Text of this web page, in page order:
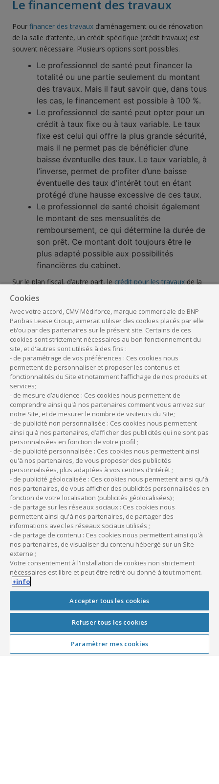
Le financement des travaux
Pour financer des travaux d’aménagement ou de rénovation
de la salle d’attente, un crédit spécifique (crédit travaux) est
souvent nécessaire. Plusieurs options sont possibles.
Le professionnel de santé peut financer la
totalité ou une partie seulement du montant
des travaux. Mais il faut savoir que, dans tous
les cas, le financement est possible à 100 %.
Le professionnel de santé peut opter pour un
crédit à taux fixe ou à taux variable. Le taux
fixe est celui qui offre la plus grande sécurité,
mais il ne permet pas de bénéficier d’une
baisse éventuelle des taux. Le taux variable, à
l’inverse, permet de profiter d’une baisse
éventuelle des taux d’intérêt tout en étant
protégé d’une hausse excessive de ces taux.
Le professionnel de santé choisit également
le montant de ses mensualités de
remboursement, ce qui détermine la durée de
son prêt. Ce montant doit toujours être le
plus adapté possible aux possibilités
financières du cabinet.
Sur le plan fiscal, d’autre part, le crédit pour les travaux de la
d’emprunt liés à cette opération, ainsi que la dotation aux
amortissements correspondante. Le coût total du
financement s’en trouve ainsi réduit d’autant.
À noter :
L’amortissement des travaux du cabinet s’effectue le plus
souvent sur une période comprise entre sept et quinze
ans. Il est donc conseillé, pour des raisons d’optimisation
fiscale, de faire coïncider la durée du financement avec ce
délai. Faites-vous conseiller par votre expert-comptable.
Simulez le financement de
vos travaux
Profession
Montant TTC du financement envisagé
€
Vous avez besoin d’être
conseillé ?
Cookies
Avec votre accord, CMV Médiforce, marque commerciale de BNP
Paribas Lease Group, aimerait utiliser des cookies placés par elle
et/ou par des partenaires sur le présent site. Certains de ces
cookies sont strictement nécessaires au bon fonctionnement du
site, et d'autres sont utilisés à des fins :
- de paramétrage de vos préférences : Ces cookies nous
permettent de personnaliser et proposer les contenus et
fonctionnalités du Site et notamment l’affichage de nos produits et
services;
- de mesure d’audience : Ces cookies nous permettent de
comprendre ainsi qu'à nos partenaires comment vous arrivez sur
notre Site, et de mesurer le nombre de visiteurs du Site;
- de publicité non personnalisée : Ces cookies nous permettent
ainsi qu'à nos partenaires, d’afficher des publicités qui ne sont pas
personnalisées en fonction de votre profil ;
- de publicité personnalisée : Ces cookies nous permettent ainsi
qu'à nos partenaires, de vous proposer des publicités
personnalisées, plus adaptées à vos centres d’intérêt ;
- de publicité géolocalisée : Ces cookies nous permettent ainsi qu'à
nos partenaires, de vous afficher des publicités personnalisées en
fonction de votre localisation (publicités géolocalisées) ;
- de partage sur les réseaux sociaux : Ces cookies nous
permettent ainsi qu'à nos partenaires, de partager des
informations avec les réseaux sociaux utilisés ;
- de partage de contenu : Ces cookies nous permettent ainsi qu'à
nos partenaires, de visualiser du contenu hébergé sur un Site
externe ;
Votre consentement à l'installation de cookies non strictement
nécessaires est libre et peut être retiré ou donné à tout moment.
+info
Accepter tous les cookies
Refuser tous les cookies
Paramètrer mes cookies